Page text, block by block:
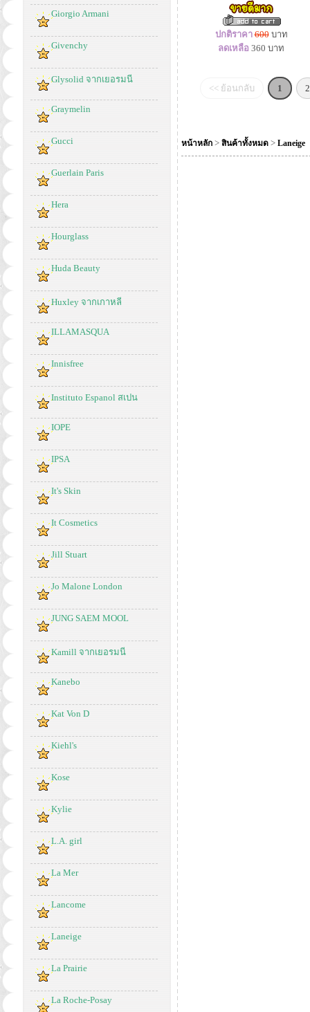
Giorgio Armani
Givenchy
Glysolid จากเยอรมนี
Graymelin
Gucci
Guerlain Paris
Hera
Hourglass
Huda Beauty
Huxley จากเกาหลี
ILLAMASQUA
Innisfree
Instituto Espanol สเปน
IOPE
IPSA
It's Skin
It Cosmetics
Jill Stuart
Jo Malone London
JUNG SAEM MOOL
Kamill จากเยอรมนี
Kanebo
Kat Von D
Kiehl's
Kose
Kylie
L.A. girl
La Mer
Lancome
Laneige
La Prairie
La Roche-Posay
ปกติราคา 600บาท
ลดเหลือ 360 บาท
<< ย้อนกลับ 1 2
หน้าหลัก > สินค้าทั้งหมด > Laneige